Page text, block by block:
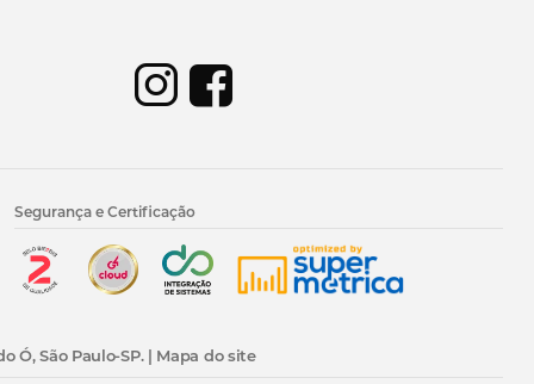
Segurança e Certificação
Ó, São Paulo-SP. | Mapa do site